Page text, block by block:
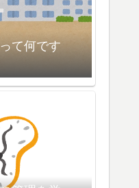
て何です